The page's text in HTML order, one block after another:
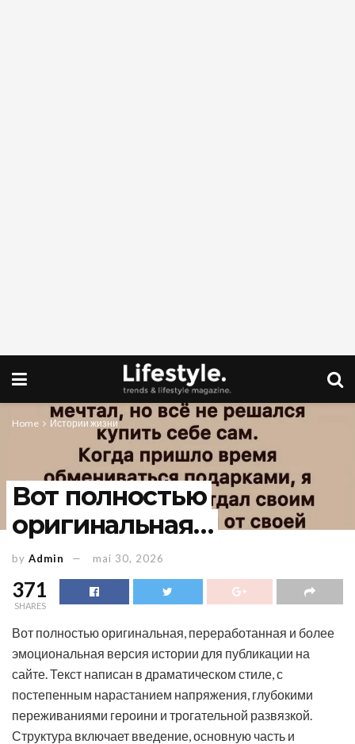
Home Истории жизни
Вот полностью
оригинальная…
by Admin mai 30, 2026
371
SHARES
Вот полностью оригинальная, переработанная и более
эмоциональная версия истории для публикации на
сайте. Текст написан в драматическом стиле, с
постепенным нарастанием напряжения, глубокими
переживаниями героини и трогательной развязкой.
Структура включает введение, основную часть и